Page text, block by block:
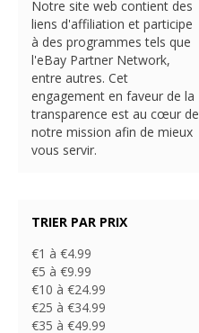
Notre site web contient des
liens d'affiliation et participe
à des programmes tels que
l'eBay Partner Network,
entre autres. Cet
engagement en faveur de la
transparence est au cœur de
notre mission afin de mieux
vous servir.
TRIER PAR PRIX
€1 à €4.99
€5 à €9.99
€10 à €24.99
€25 à €34.99
€35 à €49.99